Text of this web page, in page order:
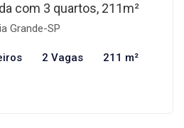
com 3 quartos, 211m²
Grande-SP
2 Vagas 211 m²